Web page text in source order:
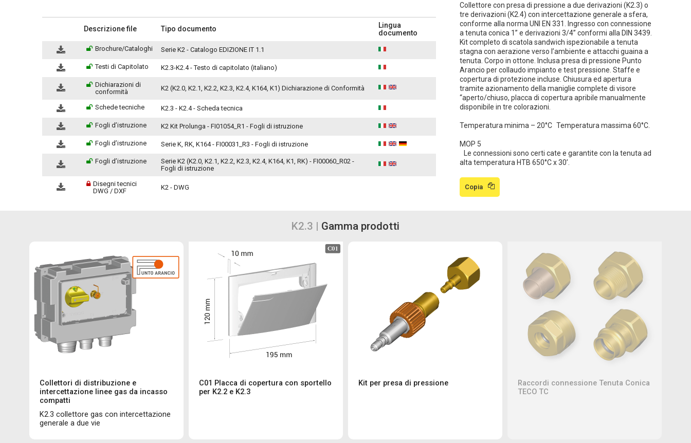
Descrizione file Tipo documento
Lingua
documento
Brochure/Cataloghi Serie K2 - Catalogo EDIZIONE IT 1.1
Testi di Capitolato K2.3-K2.4 - Testo di capitolato (italiano)
Dichiarazioni di
conformità
K2 (K2.0, K2.1, K2.2, K2.3, K2.4, K164, K1) Dichiarazione di Conformità
Schede tecniche K2.3 - K2.4 - Scheda tecnica
Fogli d’istruzione K2 Kit Prolunga - FI01054_R1 - Fogli di istruzione
Fogli d’istruzione Serie K, RK, K164 - FI00031_R3 - Fogli di istruzione
Fogli d’istruzione
Serie K2 (K2.0, K2.1, K2.2, K2.3, K2.4, K164, K1, RK) - FI00060_R02 -
Fogli di istruzione
Disegni tecnici
DWG / DXF
K2 - DWG
Collettore con presa di pressione a due derivazioni (K2.3) o
tre derivazioni (K2.4) con intercettazione generale a sfera,
conforme alla norma UNI EN 331. Ingresso con connessione
a tenuta conica 1” e derivazioni 3/4” conformi alla DIN 3439.
Kit completo di scatola sandwich ispezionabile a tenuta
stagna con aerazione verso l’ambiente e attacchi guaina a
tenuta. Corpo in ottone. Inclusa presa di pressione Punto
Arancio per collaudo impianto e test pressione. Staffe e
copertura di protezione incluse. Chiusura ed apertura
tramite azionamento della maniglie complete di visore
“aperto/chiuso, placca di copertura apribile manualmente
disponibile in tre colorazioni.
Temperatura minima – 20°C Temperatura massima 60°C.
MOP 5
Le connessioni sono certi cate e garantite con la tenuta ad
alta temperatura HTB 650°C x 30’.
Copia
K2.3 | Gamma prodotti
Collettori di distribuzione e
intercettazione linee gas da incasso
compatti
K2.3 collettore gas con intercettazione
generale a due vie
C01 Placca di copertura con sportello
per K2.2 e K2.3
Kit per presa di pressione
Raccordi connessione Tenuta Conica
TECO TC